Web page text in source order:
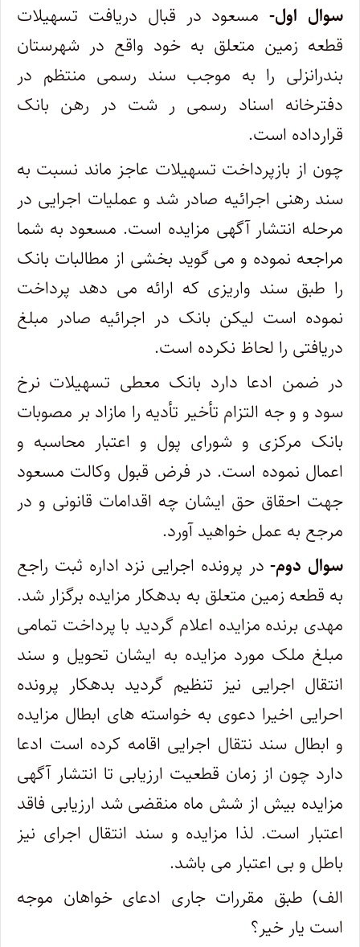
سوال اول-مسعود در قبال دریافت تسهیلات
قطعه زمین متعلق به خود واقع در شهرستان
بندرانزلی را به موجب سند رسمی منتظم در
دفترخانه اسناد رسمی ر شت در رهن بانک
قرارداده است.
چون از بازپرداخت تسهیلات عاجز ماند نسبت به
سند رهنی اجرائیه صادر شد و عملیات اجرایی در
مرحله انتشار آگهی مزایده است. مسعود به شما
مراجعه نموده و می گوید بخشی از مطالبات بانک
را طبق سند واریزی که ارائه می دهد پرداخت
نموده است لیکن بانک در اجرائیه صادر مبلغ
دریافتی را لحاظ نکرده است.
در ضمن ادعا دارد بانک معطی تسهیلات نرخ
سود و و جه التزام تأخیر تأدیه را مازاد بر مصوبات
بانک مرکزی و شورای پول و اعتبار محاسبه و
اعمال نموده است. در فرض قبول وکالت مسعود
جهت احقاق حق ایشان چه اقدامات قانونی و در
مرجع به عمل خواهید آورد.
سوال دوم-در پرونده اجرایی نزد اداره ثبت راجع
به قطعه زمین متعلق به بدهکار مزایده برگزار شد.
مهدی برنده مزایده اعلام گردید با پرداخت تمامی
مبلغ ملک مورد مزایده به ایشان تحویل و سند
انتقال اجرایی نیز تنظیم گردید بدهکار پرونده
احرایی اخیرا دعوی به خواسته های ابطال مزایده
و ابطال سند نتقال اجرایی اقامه کرده است ادعا
دارد چون از زمان قطعیت ارزیابی تا انتشار آگهی
مزایده بیش از شش ماه منقضی شد ارزیابی فاقد
اعتبار است. لذا مزایده و سند انتقال اجرای نیز
باطل و بی اعتبار می باشد.
الف) طبق مقررات جاری ادعای خواهان موجه
است یار خیر؟